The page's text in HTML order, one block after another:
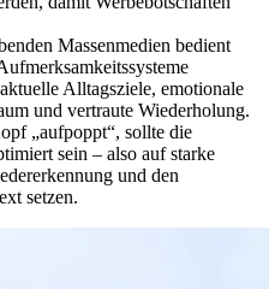
Massenmedien bedient
Alltagsziele, emotionale
und vertraute Wiederholung.
„aufpoppt“, sollte die
sein – also auf starke
und den
setzen.